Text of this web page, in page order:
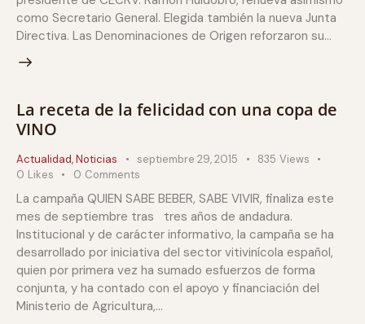
como Secretario General. Elegida también la nueva Junta
Directiva. Las Denominaciones de Origen reforzaron su…
La receta de la felicidad con una copa de
VINO
Actualidad,Noticias septiembre 29, 2015 835 Views
0 Likes 0 Comments
La campaña QUIEN SABE BEBER, SABE VIVIR, finaliza este
mes de septiembre tras tres años de andadura.
Institucional y de carácter informativo, la campaña se ha
desarrollado por iniciativa del sector vitivinícola español,
quien por primera vez ha sumado esfuerzos de forma
conjunta, y ha contado con el apoyo y financiación del
Ministerio de Agricultura,…